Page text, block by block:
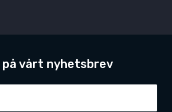
vårt nyhetsbrev